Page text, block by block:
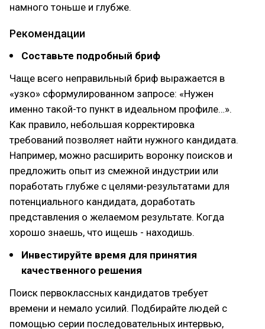
намного тоньше и глубже.
Рекомендации
Составьте подробный бриф
Чаще всего неправильный бриф выражается в
«узко» сформулированном запросе: «Нужен
именно такой-то пункт в идеальном профиле…».
Как правило, небольшая корректировка
требований позволяет найти нужного кандидата.
Например, можно расширить воронку поисков и
предложить опыт из смежной индустрии или
поработать глубже с целями-результатами для
потенциального кандидата, доработать
представления о желаемом результате. Когда
хорошо знаешь, что ищешь - находишь.
Инвестируйте время для принятия
качественного решения
Поиск первоклассных кандидатов требует
времени и немало усилий. Подбирайте людей с
помощью серии последовательных интервью,